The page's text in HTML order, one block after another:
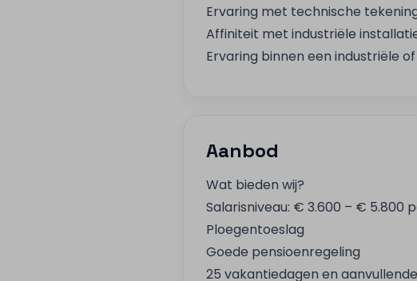
Ervaring met technische
Affiniteit met industriële
Ervaring binnen een industriële
Aanbod
Wat bieden wij?
Salarisniveau: € 3.600 – € 5.800
Ploegentoeslag
Goede pensioenregeling
25 vakantiedagen en